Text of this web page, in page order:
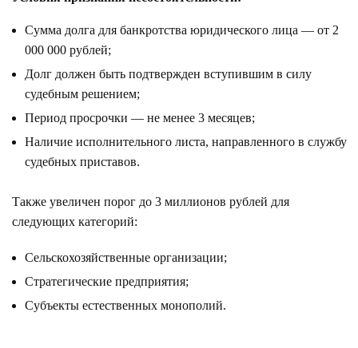
Сумма долга для банкротства юридического лица — от 2
000 000 рублей;
Долг должен быть подтвержден вступившим в силу
судебным решением;
Период просрочки — не менее 3 месяцев;
Наличие исполнительного листа, направленного в службу
судебных приставов.
Также увеличен порог до 3 миллионов рублей для
следующих категорий:
Сельскохозяйственные организации;
Стратегические предприятия;
Субъекты естественных монополий.